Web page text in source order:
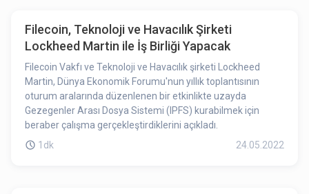
Filecoin, Teknoloji ve Havacılık Şirketi
Lockheed Martin ile İş Birliği Yapacak
Filecoin Vakfı ve Teknoloji ve Havacılık şirketi Lockheed
Martin, Dünya Ekonomik Forumu'nun yıllık toplantısının
oturum aralarında düzenlenen bir etkinlikte uzayda
Gezegenler Arası Dosya Sistemi (IPFS) kurabilmek için
beraber çalışma gerçekleştirdiklerini açıkladı.
1dk
24.05.2022